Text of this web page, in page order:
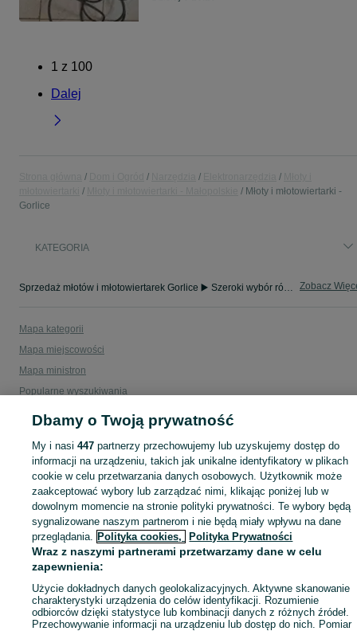
1 z 100
Dalej
Młoty i młotowiertarki -
Gorlice
KATEGORIA
Sprzedaż młotów i młotowiertarek Gorlice ▶️ Szeroki wybór różnych marek w atrakcyjnych cenach ✅ Nowe i używane ☝ Sprawdź oferty i kupuj na OLX.pl! Zobacz
Mapa kategorii
Mapa miejscowości
Mapa ministron
Popularne wyszukiwania
Dbamy o Twoją prywatność
My i nasi447 partnerzy przechowujemy lub uzyskujemy dostęp do
informacji na urządzeniu, takich jak unikalne identyfikatory w plikach
cookie w celu przetwarzania danych osobowych. Użytkownik może
zaakceptować wybory lub zarządzać nimi, klikając poniżej lub w
dowolnym momencie na stronie polityki prywatności. Te wybory będą
sygnalizowane naszym partnerom i nie będą miały wpływu na dane
przeglądania. Polityka cookies, Polityka Prywatności
Wraz z naszymi partnerami przetwarzamy dane w celu
zapewnienia:
Użycie dokładnych danych geolokalizacyjnych. Aktywne skanowanie
charakterystyki urządzenia do celów identyfikacji. Rozumienie
odbiorców dzięki statystyce lub kombinacji danych z różnych źródeł.
Przechowywanie informacji na urządzeniu lub dostęp do nich. Pomiar